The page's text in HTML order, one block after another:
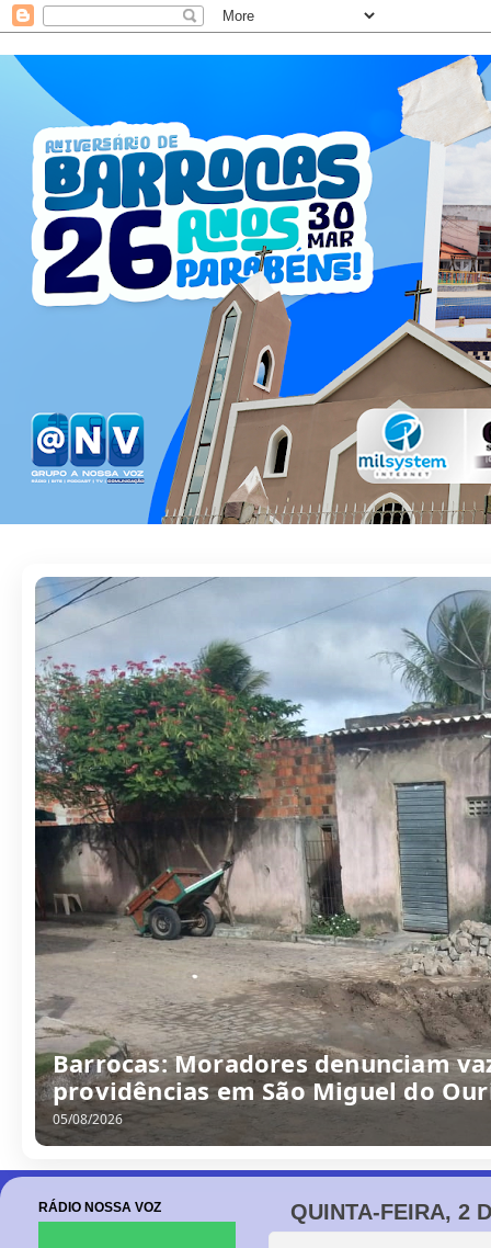
“Obra parada, ninguém
escola no Alto da Porteira em
06/08/2026
QUINTA-FEIRA, 2
RÁDIO NOSSA VOZ